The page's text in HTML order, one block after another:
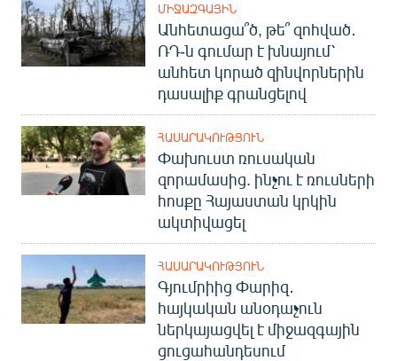
ՄԻՋԱԶԳԱՅԻՆ
Անհետացա՞ծ, թե՞ զոհված․
ՌԴ-ն գումար է խնայում՝
անհետ կորած զինվորներին
դասալիք գրանցելով
ՀԱՍԱՐԱԿՈՒԹՅՈՒՆ
Փախուստ ռուսական
զորամասից. ինչու է ռուսների
հոսքը Հայաստան կրկին
ակտիվացել
ՀԱՍԱՐԱԿՈՒԹՅՈՒՆ
Գյումրիից Փարիզ․
հայկական անօդաչուն
ներկայացվել է միջազգային
ցուցահանդեսում